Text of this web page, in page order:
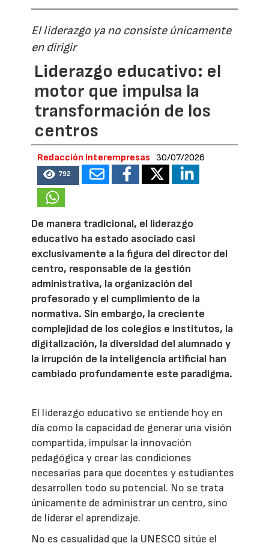
El liderazgo ya no consiste únicamente
en dirigir
Liderazgo educativo: el
motor que impulsa la
transformación de los
centros
Redacción Interempresas 30/07/2026
792
De manera tradicional, el liderazgo
educativo ha estado asociado casi
exclusivamente a la figura del director del
centro, responsable de la gestión
administrativa, la organización del
profesorado y el cumplimiento de la
normativa. Sin embargo, la creciente
complejidad de los colegios e institutos, la
digitalización, la diversidad del alumnado y
la irrupción de la inteligencia artificial han
cambiado profundamente este paradigma.
El liderazgo educativo se entiende hoy en
día como la capacidad de generar una visión
compartida, impulsar la innovación
pedagógica y crear las condiciones
necesarias para que docentes y estudiantes
desarrollen todo su potencial. No se trata
únicamente de administrar un centro, sino
de liderar el aprendizaje.
No es casualidad que la UNESCO sitúe el